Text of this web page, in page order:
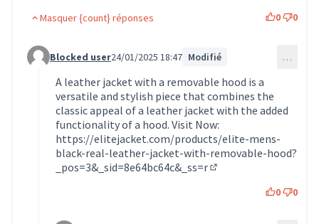
Masquer {count} réponses 0 0
Commentaire 1575 (réponse au commentaire 1542)
Blocked user24/01/2025 18:47 Modifié …
A leather jacket with a removable hood is a
versatile and stylish piece that combines the
classic appeal of a leather jacket with the added
functionality of a hood. Visit Now:
https://elitejacket.com/products/elite-mens-
black-real-leather-jacket-with-removable-hood?
_pos=3&_sid=8e64bc64c&_ss=r
0 0